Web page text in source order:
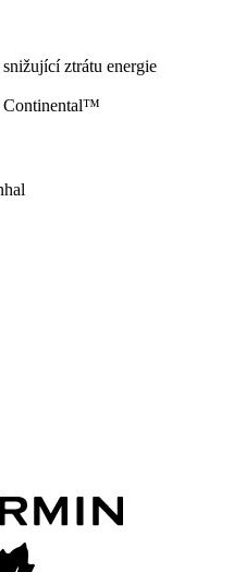
ztrátu energie
Continental™